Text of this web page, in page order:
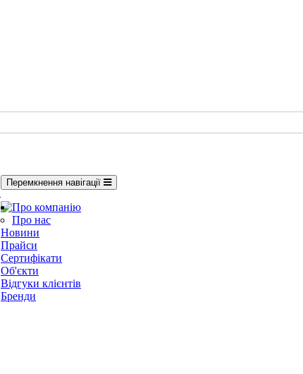
Перемкнення навігації
Про компанію
Про нас
Новини
Прайси
Сертифікати
Об'єкти
Відгуки клієнтів
Бренди